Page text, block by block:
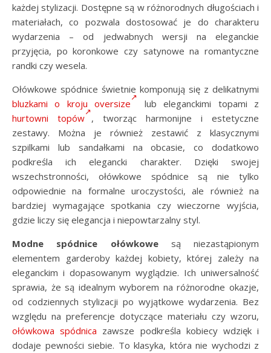
każdej stylizacji. Dostępne są w różnorodnych długościach i
materiałach, co pozwala dostosować je do charakteru
wydarzenia – od jedwabnych wersji na eleganckie
przyjęcia, po koronkowe czy satynowe na romantyczne
randki czy wesela.
Ołówkowe spódnice świetnie komponują się z delikatnymi
bluzkami o kroju oversize
lub eleganckimi topami z
hurtowni topów , tworząc harmonijne i estetyczne
zestawy. Można je również zestawić z klasycznymi
szpilkami lub sandałkami na obcasie, co dodatkowo
podkreśla ich elegancki charakter. Dzięki swojej
wszechstronności, ołówkowe spódnice są nie tylko
odpowiednie na formalne uroczystości, ale również na
bardziej wymagające spotkania czy wieczorne wyjścia,
gdzie liczy się elegancja i niepowtarzalny styl.
Modne spódnice ołówkowesą niezastąpionym
elementem garderoby każdej kobiety, której zależy na
eleganckim i dopasowanym wyglądzie. Ich uniwersalność
sprawia, że są idealnym wyborem na różnorodne okazje,
od codziennych stylizacji po wyjątkowe wydarzenia. Bez
względu na preferencje dotyczące materiału czy wzoru,
ołówkowa spódnica zawsze podkreśla kobiecy wdzięk i
dodaje pewności siebie. To klasyka, która nie wychodzi z